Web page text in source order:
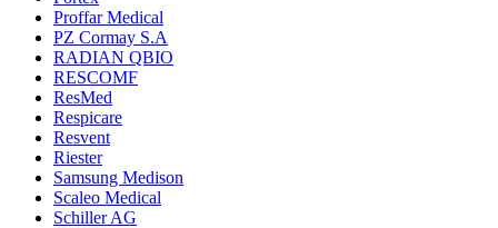
Proffar Medical
PZ Cormay S.A
RADIAN QBIO
RESCOMF
ResMed
Respicare
Resvent
Riester
Samsung Medison
Scaleo Medical
Schiller AG